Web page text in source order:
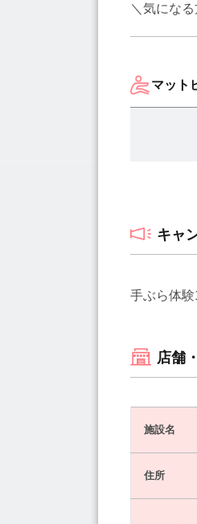
＼気にな
マット
キャ
手ぶら体験
店舗
施設名
住所